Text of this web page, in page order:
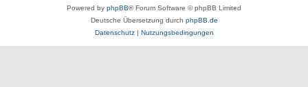
Powered by phpBB® Forum Software © phpBB Limited
Deutsche Übersetzung durch phpBB.de
Datenschutz| Nutzungsbedingungen